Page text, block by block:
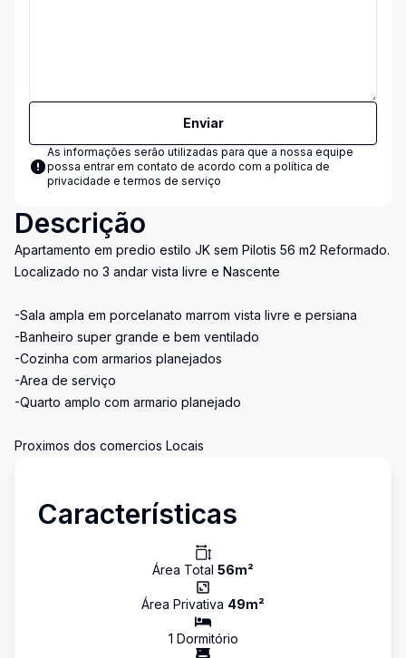
Enviar
As informações serão utilizadas para que a nossa equipe
possa entrar em contato de acordo com a política de
privacidade e termos de serviço
Descrição
Apartamento em predio estilo JK sem Pilotis 56 m2 Reformado.
Localizado no 3 andar vista livre e Nascente
-Sala ampla em porcelanato marrom vista livre e persiana
-Banheiro super grande e bem ventilado
-Cozinha com armarios planejados
-Area de serviço
-Quarto amplo com armario planejado
Proximos dos comercios Locais
Características
Área Total 56m²
Área Privativa 49m²
1 Dormitório